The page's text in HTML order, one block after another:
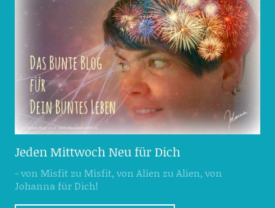
Jeden Mittwoch Neu für Dich
- von Misfit zu Misfit, von Alien zu Alien, von
Johanna für Dich!